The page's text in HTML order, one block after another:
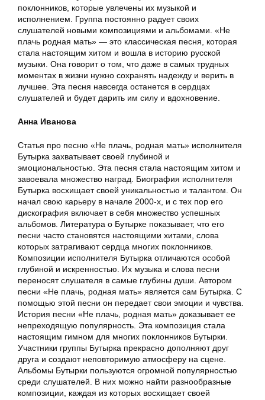
поклонников, которые увлечены их музыкой и
исполнением. Группа постоянно радует своих
слушателей новыми композициями и альбомами. «Не
плачь родная мать» — это классическая песня, которая
стала настоящим хитом и вошла в историю русской
музыки. Она говорит о том, что даже в самых трудных
моментах в жизни нужно сохранять надежду и верить в
лучшее. Эта песня навсегда останется в сердцах
слушателей и будет дарить им силу и вдохновение.
Анна Иванова
Статья про песню «Не плачь, родная мать» исполнителя
Бутырка захватывает своей глубиной и
эмоциональностью. Эта песня стала настоящим хитом и
завоевала множество наград. Биография исполнителя
Бутырка восхищает своей уникальностью и талантом. Он
начал свою карьеру в начале 2000-х, и с тех пор его
дискография включает в себя множество успешных
альбомов. Литература о Бутырке показывает, что его
песни часто становятся настоящими хитами, слова
которых затрагивают сердца многих поклонников.
Композиции исполнителя Бутырка отличаются особой
глубиной и искренностью. Их музыка и слова песни
переносят слушателя в самые глубины души. Автором
песни «Не плачь, родная мать» является сам Бутырка. С
помощью этой песни он передает свои эмоции и чувства.
История песни «Не плачь, родная мать» доказывает ее
непреходящую популярность. Эта композиция стала
настоящим гимном для многих поклонников Бутырки.
Участники группы Бутырка прекрасно дополняют друг
друга и создают неповторимую атмосферу на сцене.
Альбомы Бутырки пользуются огромной популярностью
среди слушателей. В них можно найти разнообразные
композиции, каждая из которых восхищает своей